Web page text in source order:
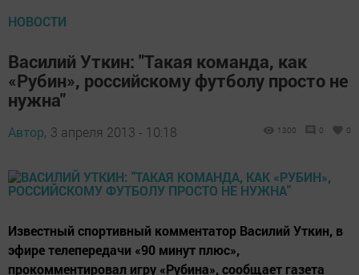
НОВОСТИ
Василий Уткин: "Такая команда, как
«Рубин», российскому футболу просто не
нужна"
Автор, 3 апреля 2013 - 10:18 1300 0 0
Известный спортивный комментатор Василий Уткин, в
эфире телепередачи «90 минут плюс»,
прокомментировал игру «Рубина», сообщает газета